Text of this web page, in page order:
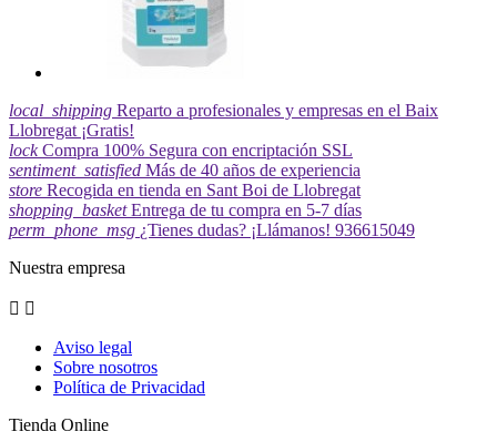
local_shipping Reparto a profesionales y empresas en el Baix
Llobregat ¡Gratis!
lock Compra 100% Segura con encriptación SSL
sentiment_satisfied Más de 40 años de experiencia
store Recogida en tienda en Sant Boi de Llobregat
shopping_basket Entrega de tu compra en 5-7 días
perm_phone_msg ¿Tienes dudas? ¡Llámanos! 936615049
Nuestra empresa
 
Aviso legal
Sobre nosotros
Política de Privacidad
Tienda Online